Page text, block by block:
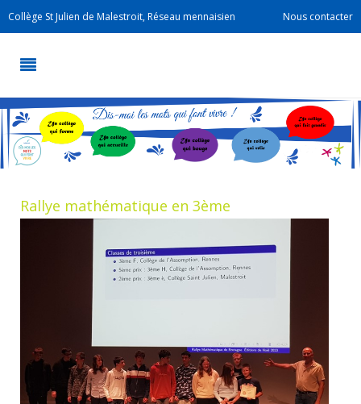
Collège St Julien de Malestroit, Réseau mennaisien Nous contacter
Rallye mathématique en 3ème